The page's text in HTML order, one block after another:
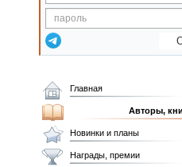
Главная
Авторы,
Новинки и планы
Награды, премии